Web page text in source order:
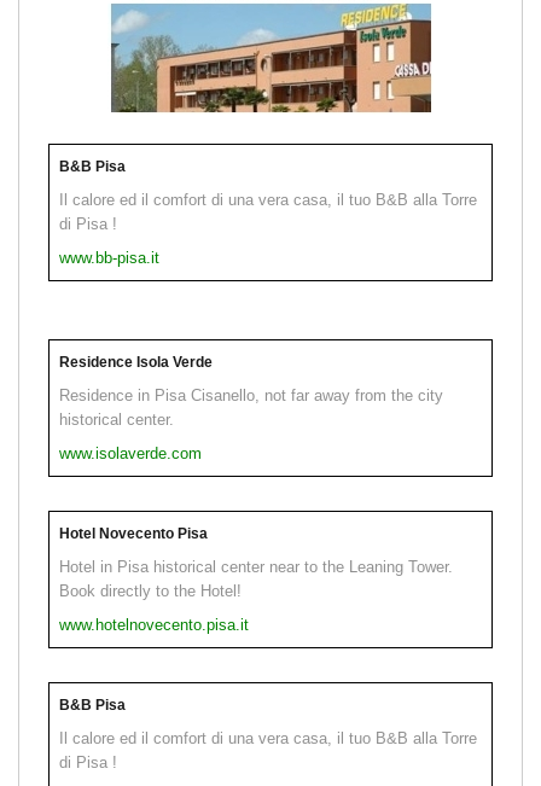
B&B Pisa
Il calore ed il comfort di una vera casa, il tuo B&B alla Torre
di Pisa !
www.bb-pisa.it
Residence Isola Verde
Residence in Pisa Cisanello, not far away from the city
historical center.
www.isolaverde.com
Hotel Novecento Pisa
Hotel in Pisa historical center near to the Leaning Tower.
Book directly to the Hotel!
www.hotelnovecento.pisa.it
B&B Pisa
Il calore ed il comfort di una vera casa, il tuo B&B alla Torre
di Pisa !